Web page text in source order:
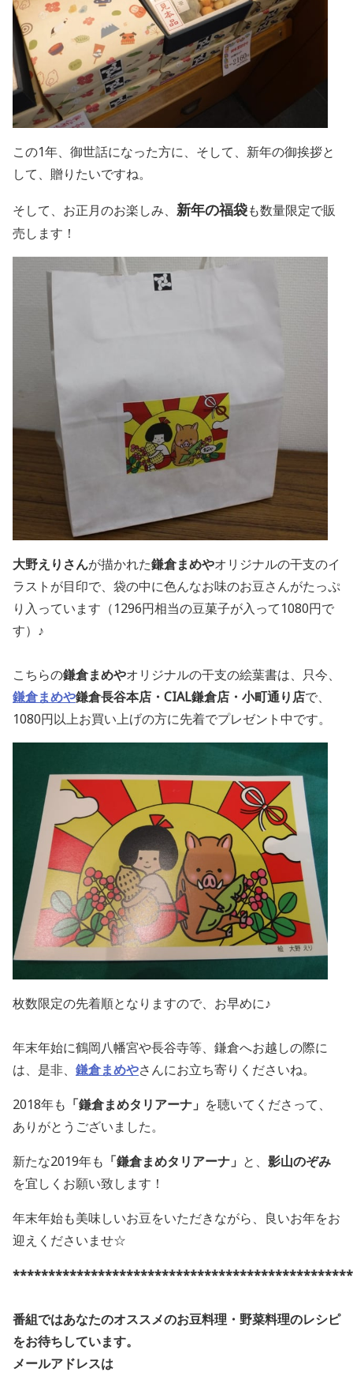
この1年、御世話になった方に、そして、新年の御挨拶と
して、贈りたいですね。
そして、お正月のお楽しみ、 新年の福袋も数量限定で販
売します！
大野えりさんが描かれた鎌倉まめやオリジナルの干支のイ
ラストが目印で、袋の中に色んなお味のお豆さんがたっぷ
り入っています（1296円相当の豆菓子が入って1080円で
す）♪
こちらの鎌倉まめやオリジナルの干支の絵葉書は、只今、
鎌倉まめや鎌倉長谷本店・CIAL鎌倉店・小町通り店で、
1080円以上お買い上げの方に先着でプレゼント中です。
枚数限定の先着順となりますので、お早めに♪
年末年始に鶴岡八幡宮や長谷寺等、鎌倉へお越しの際に
は、是非、 鎌倉まめやさんにお立ち寄りくださいね。
2018年も 「鎌倉まめタリアーナ」 を聴いてくださって、
ありがとうございました。
新たな2019年も 「鎌倉まめタリアーナ」 と、 影山のぞみ
を宜しくお願い致します！
年末年始も美味しいお豆をいただきながら、良いお年をお
迎えくださいませ☆
番組ではあなたのオススメのお豆料理・野菜料理のレシピ
をお待ちしています。
メールアドレスは